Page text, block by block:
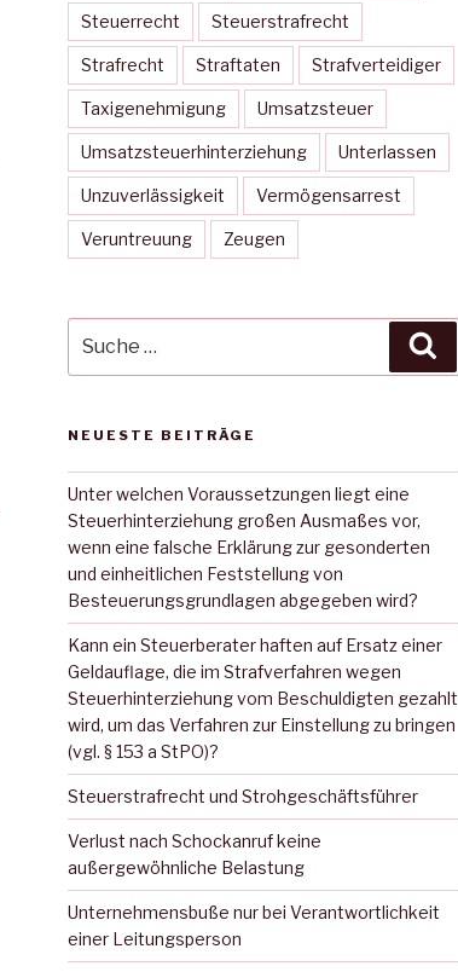
Steuerrecht Steuerstrafrecht
Strafrecht Straftaten Strafverteidiger
Taxigenehmigung Umsatzsteuer
Umsatzsteuerhinterziehung Unterlassen
Unzuverlässigkeit Vermögensarrest
Veruntreuung Zeugen
nach:
NEUESTE BEITRÄGE
Unter welchen Voraussetzungen liegt eine
Steuerhinterziehung großen Ausmaßes vor,
wenn eine falsche Erklärung zur gesonderten
und einheitlichen Feststellung von
Besteuerungsgrundlagen abgegeben wird?
Kann ein Steuerberater haften auf Ersatz einer
Geldauflage, die im Strafverfahren wegen
Steuerhinterziehung vom Beschuldigten gezahlt
wird, um das Verfahren zur Einstellung zu bringen
(vgl. § 153 a StPO)?
Steuerstrafrecht und Strohgeschäftsführer
Verlust nach Schockanruf keine
außergewöhnliche Belastung
Unternehmensbuße nur bei Verantwortlichkeit
einer Leitungsperson